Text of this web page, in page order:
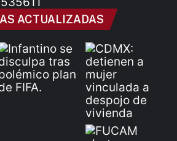
ACTUALIZADAS